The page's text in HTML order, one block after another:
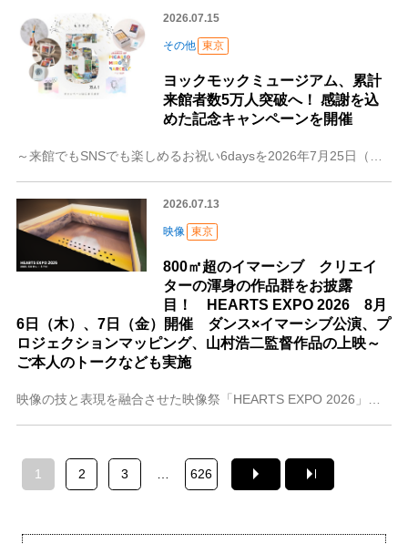
2026.07.15
その他 東京
ヨックモックミュージアム、累計
来館者数5万人突破へ！ 感謝を込
めた記念キャンペーンを開催
2026.07.13
映像 東京
800㎡超のイマーシブ クリエイ
ターの渾身の作品群をお披露
目！ HEARTS EXPO 2026 8月
6日（木）、7日（金）開催 ダンス×イマーシブ公演、プ
ロジェクションマッピング、山村浩二監督作品の上映～
ご本人のトークなども実施
1 2 3 … 626